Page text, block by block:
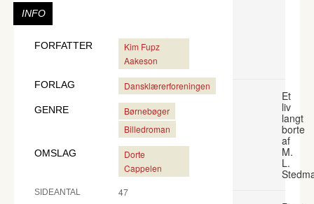
INFO
FORFATTER
Kim Fupz
Aakeson
FORLAG Dansklærerforeningen
GENRE
Børnebøger
Billedroman
OMSLAG
Dorte
Cappelen
SIDEANTAL 47
Et
liv
langt
borte
af
M.
L.